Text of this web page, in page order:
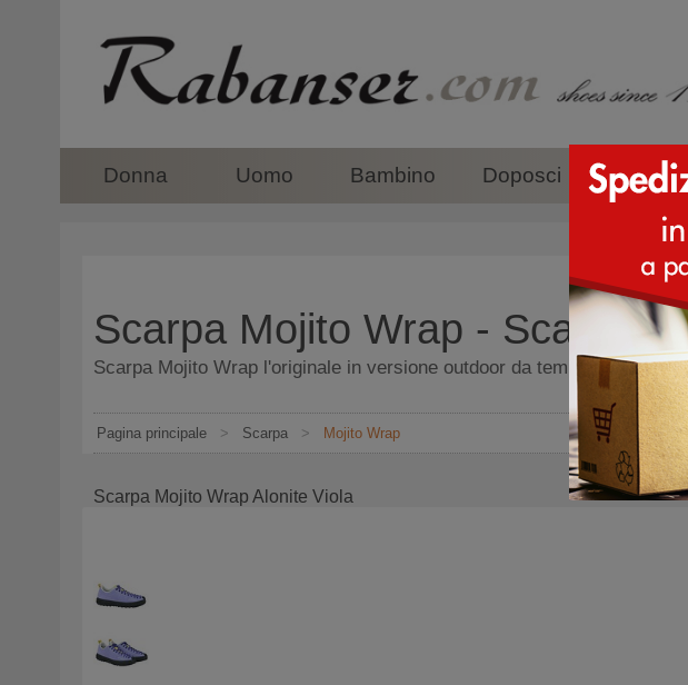
Donna Uomo Bambino Doposci
Scarpa Mojito Wrap - Scarpe
Scarpa Mojito Wrap l'originale in versione outdoor da tempo libero -
Pagina principale > Scarpa > Mojito Wrap
Scarpa Mojito Wrap Alonite Viola